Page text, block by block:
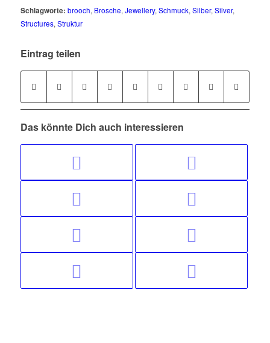
Schlagworte: brooch, Brosche, Jewellery, Schmuck, Silber, Silver,
Structures, Struktur
Eintrag teilen
Das könnte Dich auch interessieren